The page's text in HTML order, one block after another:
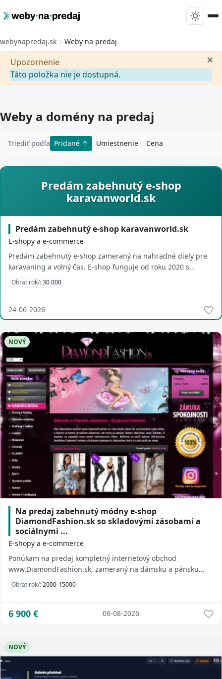
webynapredaj.sk Weby na predaj
×
Upozornenie
Táto položka nie je dostupná.
Weby a domény na predaj
Triediť podľa Pridané Umiestnenie Cena
Predám zabehnutý e-shop
karavanworld.sk
Predám zabehnutý e-shop karavanworld.sk
E-shopy a e-commerce
Predám zabehnutý e-shop zameraný na nahradné diely pre
karavaning a volný čas. E-shop funguje od roku 2020 s
klientelou v SK,CZ,HU,RO. E-shop sa pr...
Obrat rok/:30 000
24-06-2026
NOVÝ
Na predaj zabehnutý módny e-shop
DiamondFashion.sk so skladovými zásobami a
sociálnymi ...
E-shopy a e-commerce
Ponúkam na predaj kompletný internetový obchod
www.DiamondFashion.sk, zameraný na dámsku a pánsku
módu, obuv, kabelky a módne doplnky. Projekt má ...
Obrat rok/:2000-15000
6 900 € 06-08-2026
NOVÝ